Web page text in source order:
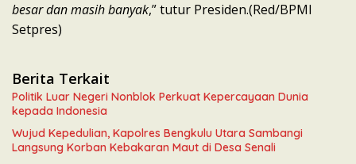
besar dan masih banyak,” tutur Presiden.(Red/BPMI
Setpres)
Berita Terkait
Politik Luar Negeri Nonblok Perkuat Kepercayaan Dunia
kepada Indonesia
Wujud Kepedulian, Kapolres Bengkulu Utara Sambangi
Langsung Korban Kebakaran Maut di Desa Senali